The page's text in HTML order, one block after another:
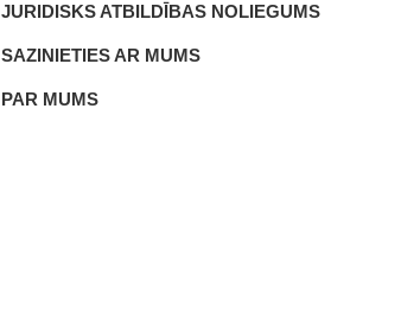
JURIDISKS ATBILDĪBAS NOLIEGUMS
SAZINIETIES AR MUMS
PAR MUMS